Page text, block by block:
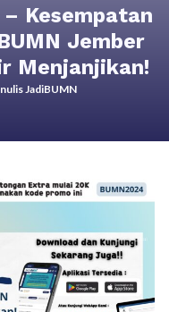
Kesempatan
Jember
Menjanjikan!
JadiBUMN